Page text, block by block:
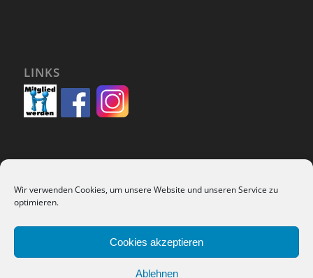
Wir verwenden Cookies, um unsere Website und unseren Service zu
optimieren.
Cookies akzeptieren
Ablehnen
LINKS
SUCHEN